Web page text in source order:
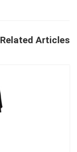
Related Articles